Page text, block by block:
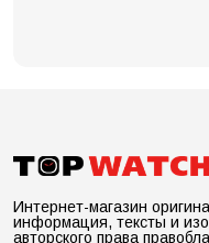
Интернет-магазин
информация, тексты и
авторского права